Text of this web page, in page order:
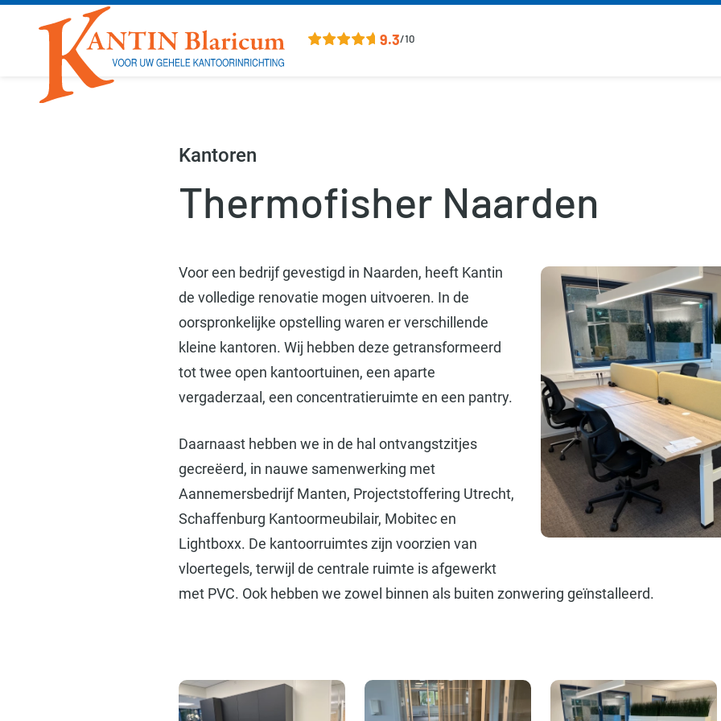
Overslaan en naar de inhoud gaan
9.3/10
Kantoren
Thermofisher Naarden
Voor een bedrijf gevestigd in Naarden, heeft Kantin
de volledige renovatie mogen uitvoeren. In de
oorspronkelijke opstelling waren er verschillende
kleine kantoren. Wij hebben deze getransformeerd
tot twee open kantoortuinen, een aparte
vergaderzaal, een concentratieruimte en een pantry.
Daarnaast hebben we in de hal ontvangstzitjes
gecreëerd, in nauwe samenwerking met
Aannemersbedrijf Manten, Projectstoffering Utrecht,
Schaffenburg Kantoormeubilair, Mobitec en
Lightboxx. De kantoorruimtes zijn voorzien van
vloertegels, terwijl de centrale ruimte is afgewerkt
met PVC. Ook hebben we zowel binnen als buiten zonwering geïnstalleerd.